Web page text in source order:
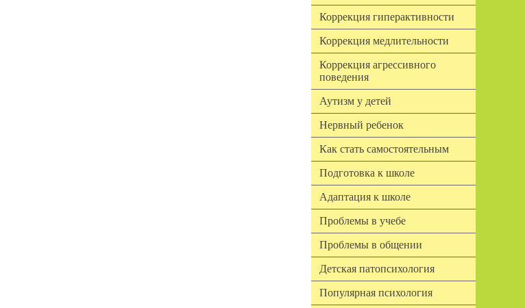
Коррекция гиперактивности
Коррекция медлительности
Коррекция агрессивного
поведения
Аутизм у детей
Нервный ребенок
Как стать самостоятельным
Подготовка к школе
Адаптация к школе
Проблемы в учебе
Проблемы в общении
Детская патопсихология
Популярная психология